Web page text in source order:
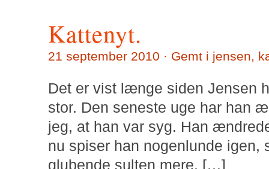
Kattenyt.
21 september 2010 · Gemt i jensen,
Det er vist længe siden Jensen
stor. Den seneste uge har han
jeg, at han var syg. Han
nu spiser han nogenlunde igen,
glubende sulten mere. […]